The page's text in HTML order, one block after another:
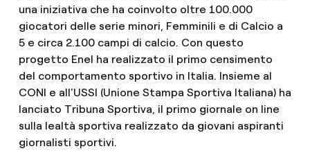
una iniziativa che ha coinvolto oltre 100.000
giocatori delle serie minori, Femminili e di Calcio a
5 e circa 2.100 campi di calcio. Con questo
progetto Enel ha realizzato il primo censimento
del comportamento sportivo in Italia. Insieme al
CONI e all'USSI (Unione Stampa Sportiva Italiana) ha
lanciato Tribuna Sportiva, il primo giornale on line
sulla lealtà sportiva realizzato da giovani aspiranti
giornalisti sportivi.